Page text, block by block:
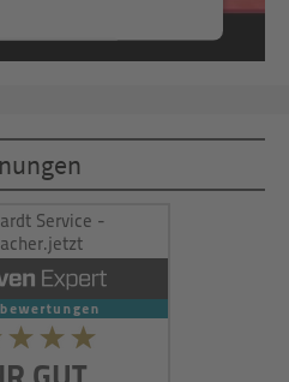
Consent
&eRecht24